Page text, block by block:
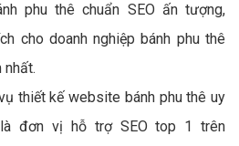
phu thê chuẩn SEO ấn tượng,
cho doanh nghiệp bánh phu thê
nhất.
thiết kế website bánh phu thê uy
đơn vị hỗ trợ SEO top 1 trên